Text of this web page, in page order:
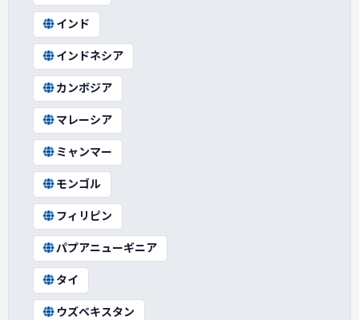
インド
インドネシア
カンボジア
マレーシア
ミャンマー
モンゴル
フィリピン
パプアニューギニア
タイ
ウズベキスタン